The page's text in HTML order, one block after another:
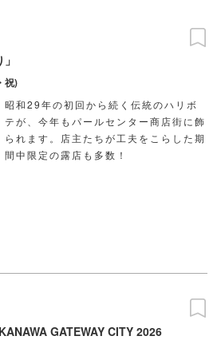
祝)
昭和29年の初回から続く伝統のハリボ
テが、今年もパールセンター商店街に飾
られます。店主たちが工夫をこらした期
間中限定の露店も多数！
GATEWAY CITY 2026